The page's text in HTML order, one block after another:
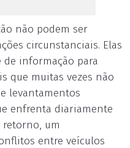
não podem ser
circunstanciais. Elas
informação para
que muitas vezes não
levantamentos
enfrenta diariamente
retorno, um
entre veículos